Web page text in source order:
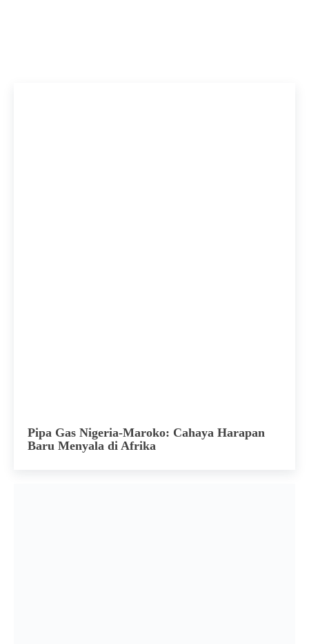
Pipa Gas Nigeria-Maroko: Cahaya Harapan
Baru Menyala di Afrika